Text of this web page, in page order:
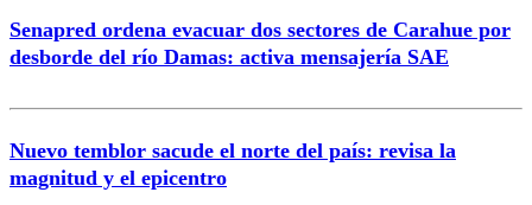
Senapred ordena evacuar dos sectores de Carahue por
desborde del río Damas: activa mensajería SAE
Nuevo temblor sacude el norte del país: revisa la
magnitud y el epicentro